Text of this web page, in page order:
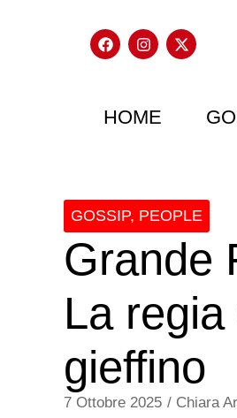
HOME
GOSSIP, PEOPLE
Grande
La
gieffino
7 Ottobre 2025 / Chiara